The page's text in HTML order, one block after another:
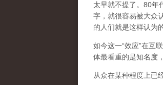
太早就不提了。80年
字，就很容易被大众
的人们就是这样认为的
如今这一“效应”在互
体最看重的是知名度
从众在某种程度上已